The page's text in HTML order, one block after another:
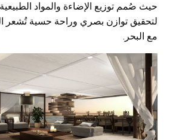
حيث صُمم توزيع الإضاءة والمواد الطبيعية
لتحقيق توازن بصري وراحة حسية تُشعر
مع البحر.